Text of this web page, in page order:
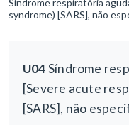
Síndrome respiratória
syndrome) [SARS], não
U04Síndrome
[Severe acute
[SARS], não